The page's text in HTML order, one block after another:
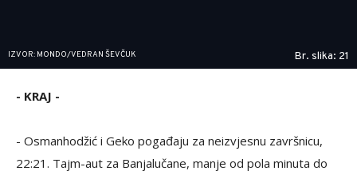
IZVOR: MONDO/VEDRAN ŠEVČUK Br. slika: 21
- KRAJ -
- Osmanhodžić i Geko pogađaju za neizvjesnu završnicu,
22:21. Tajm-aut za Banjalučane, manje od pola minuta do